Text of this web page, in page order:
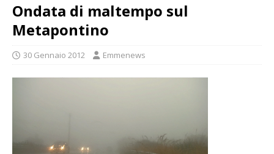
Ondata di maltempo sul
Metapontino
30 Gennaio 2012 Emmenews